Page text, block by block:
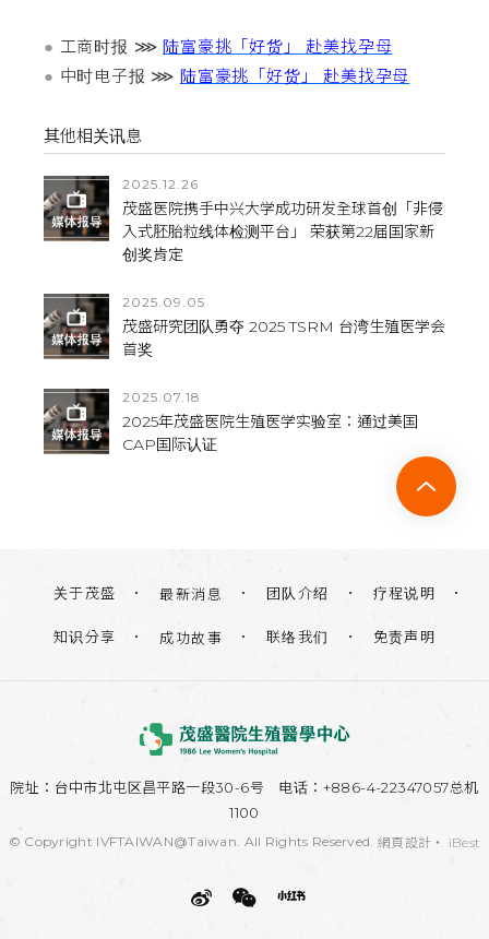
● 工商时报 ⋙陆富豪挑「好货」 赴美找孕母
● 中时电子报 ⋙陆富豪挑「好货」 赴美找孕母
其他相关讯息
2025.12.26
茂盛医院携手中兴大学成功研发全球首创「非侵
入式胚胎粒线体检测平台」 荣获第22届国家新
创奖肯定
2025.09.05
茂盛研究团队勇夺 2025 TSRM 台湾生殖医学会
首奖
2025.07.18
2025年茂盛医院生殖医学实验室：通过美国
CAP国际认证
关于茂盛 最新消息 团队介绍 疗程说明
知识分享 成功故事 联络我们 免责声明
院址： 台中市北屯区昌平路一段30-6号 电话：+886-4-22347057总机
1100
© Copyright IVFTAIWAN@Taiwan. All Rights Reserved. 網頁設計 ‧ iBest